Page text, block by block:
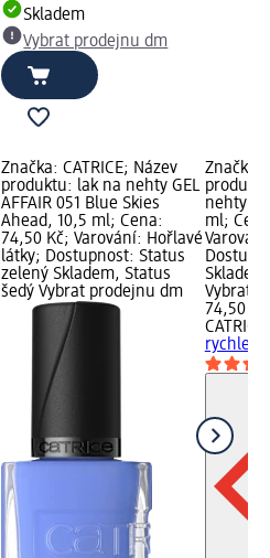
Skladem
Vybrat prodejnu dm
Značka: CATRICE; Název
produktu: lak na nehty GEL
AFFAIR 051 Blue Skies
Ahead, 10,5 ml; Cena:
74,50 Kč; Varování: Hořlavé
látky; Dostupnost: Status
zelený Skladem, Status
šedý Vybrat prodejnu dm
Značka:
nehty
ml;
Vybrat
74,50 Kč
CATRICE